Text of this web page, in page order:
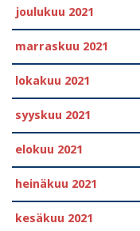
joulukuu 2021
marraskuu 2021
lokakuu 2021
syyskuu 2021
elokuu 2021
heinäkuu 2021
kesäkuu 2021